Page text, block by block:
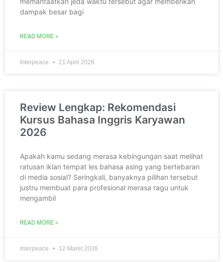
dampak besar bagi
READ MORE »
Interpeace 21 April 2026
Review Lengkap: Rekomendasi
Kursus Bahasa Inggris Karyawan
2026
Apakah kamu sedang merasa kebingungan saat melihat
ratusan iklan tempat les bahasa asing yang bertebaran
di media sosial? Seringkali, banyaknya pilihan tersebut
justru membuat para profesional merasa ragu untuk
mengambil
READ MORE »
Interpeace 12 Maret 2026